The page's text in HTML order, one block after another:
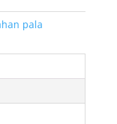
pala